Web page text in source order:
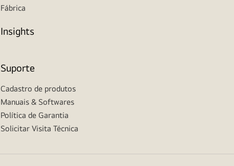
Fábrica
Insights
Suporte
Cadastro de produtos
Manuais & Softwares
Política de Garantia
Solicitar Visita Técnica